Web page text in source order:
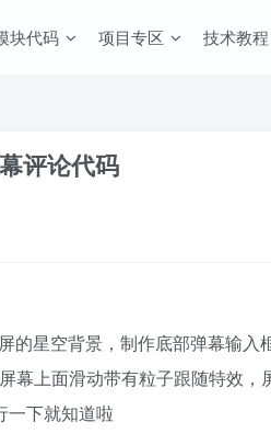
块代码 项目专区 技术教程
评论代码
的星空背景，制作底部弹幕输
幕上面滑动带有粒子跟随特效
一下就知道啦